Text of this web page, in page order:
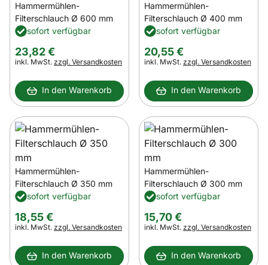
Hammermühlen-
Filterschlauch Ø 600 mm
sofort verfügbar
23,82€
Steuerhinweis:
inkl. MwSt. zzgl. Versandkosten
In den Warenkorb
Hammermühlen-
Filterschlauch Ø 400 mm
sofort verfügbar
20,55€
Steuerhinweis:
inkl. MwSt. zzgl. Versandkosten
In den Warenkorb
Hammermühlen-
Filterschlauch Ø 350 mm
sofort verfügbar
18,55€
Steuerhinweis:
inkl. MwSt. zzgl. Versandkosten
In den Warenkorb
Hammermühlen-
Filterschlauch Ø 300 mm
sofort verfügbar
15,70€
Steuerhinweis:
inkl. MwSt. zzgl. Versandkosten
In den Warenkorb